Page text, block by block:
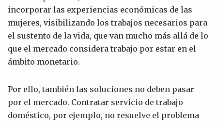
incorporar las experiencias económicas de las
mujeres, visibilizando los trabajos necesarios para
el sustento de la vida, que van mucho más allá de lo
que el mercado considera trabajo por estar en el
ámbito monetario.
Por ello, también las soluciones no deben pasar
por el mercado. Contratar servicio de trabajo
doméstico, por ejemplo, no resuelve el problema